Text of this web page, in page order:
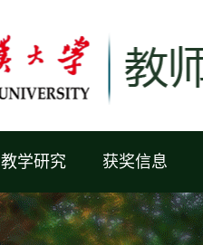
教学研究 获奖信息